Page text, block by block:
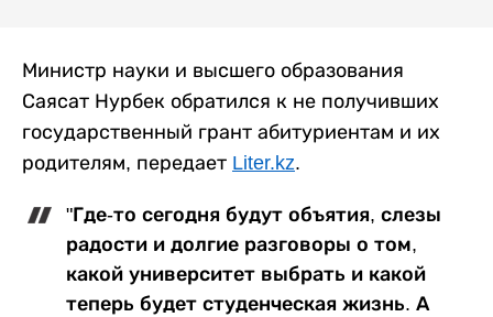
Министр науки и высшего образования
Саясат Нурбек обратился к не получивших
государственный грант абитуриентам и их
родителям, передает Liter.kz.
"Где-то сегодня будут объятия, слезы
радости и долгие разговоры о том,
какой университет выбрать и какой
теперь будет студенческая жизнь. А